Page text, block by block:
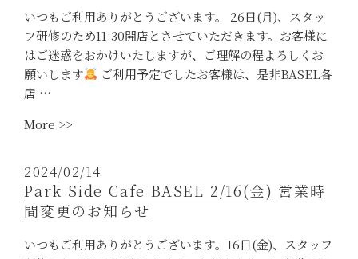
売
ス
タ
ー
ト
イ
ン
で
洋
菓
子
5％OFF
いつもご利用ありがとうございます。 26日(月)、スタッ
フ研修のため11:30開店とさせていただきます。お客様に
はご迷惑をおかけいたしますが、ご理解の程よろしくお
願いします
ご利用予定でしたお客様は、是非BASEL各
店 …
More >>
営
業
時
間
2024/02/14
Park Side Cafe BASEL 2/16(金) 営業時
間変更のお知らせ
いつもご利用ありがとうございます。16日(金)、スタッフ